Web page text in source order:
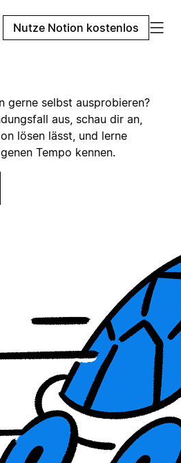
Nutze Notion kostenlos
gerne selbst ausprobieren?
aus, schau dir an,
lösen lässt, und lerne
Tempo kennen.